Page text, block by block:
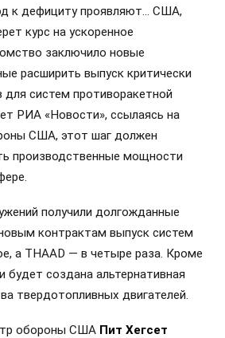
к дефициту проявляют… США,
курс на ускоренное
заключило новые
расширить выпуск критически
систем противоракетной
РИА «Новости», ссылаясь на
США, этот шаг должен
производственные мощности
получили долгожданные
контрактам выпуск систем
а THAAD — в четыре раза. Кроме
будет создана альтернативная
твердотопливных двигателей.
обороны США Пит Хегсет